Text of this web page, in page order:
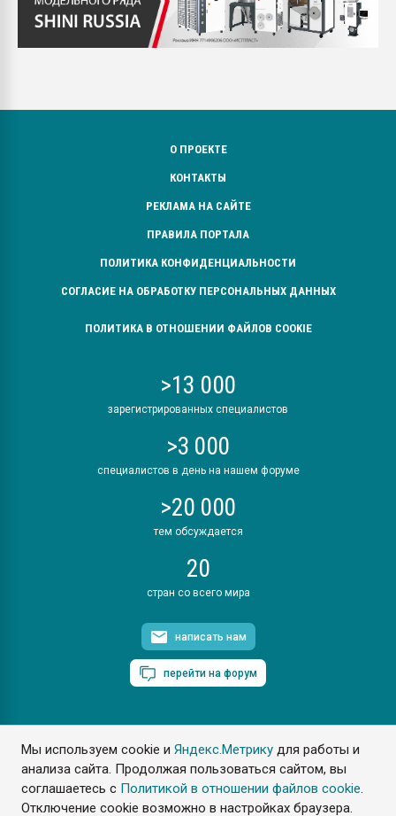
Мы используем cookie иЯндекс.Метрику для работы и
анализа сайта. Продолжая пользоваться сайтом, вы
соглашаетесь с Политикой в отношении файлов cookie.
Отключение cookie возможно в настройках браузера.
О ПРОЕКТЕ
КОНТАКТЫ
РЕКЛАМА НА САЙТЕ
ПРАВИЛА ПОРТАЛА
ПОЛИТИКА КОНФИДЕНЦИАЛЬНОСТИ
СОГЛАСИЕ НА ОБРАБОТКУ ПЕРСОНАЛЬНЫХ ДАННЫХ
ПОЛИТИКА В ОТНОШЕНИИ ФАЙЛОВ COOKIE
>13 000
зарегистрированных специалистов
>3 000
специалистов в день на нашем форуме
>20 000
тем обсуждается
20
стран со всего мира
написать нам
перейти на форум
ПластЭксперт © 2006. Все права защищены
Разрешается копирование материалов сайта с обязательной
ссылкой на www.e-plastic.ru
Разработка сайта